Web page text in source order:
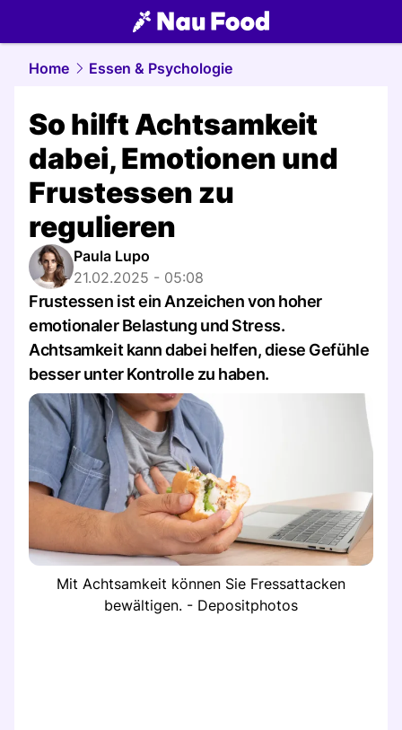
food.NAU.ch
Home Essen & Psychologie
So hilft Achtsamkeit
dabei, Emotionen und
Frustessen zu
regulieren
Paula Lupo
21.02.2025 - 05:08
Frustessen ist ein Anzeichen von hoher
emotionaler Belastung und Stress.
Achtsamkeit kann dabei helfen, diese Gefühle
besser unter Kontrolle zu haben.
Mit Achtsamkeit können Sie Fressattacken
bewältigen. - Depositphotos